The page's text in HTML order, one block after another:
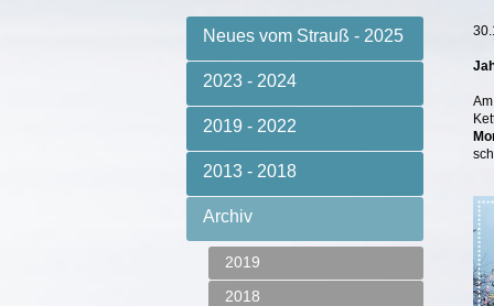
Neues vom Strauß - 2025
2023 - 2024
2019 - 2022
2013 - 2018
Archiv
2019
2018